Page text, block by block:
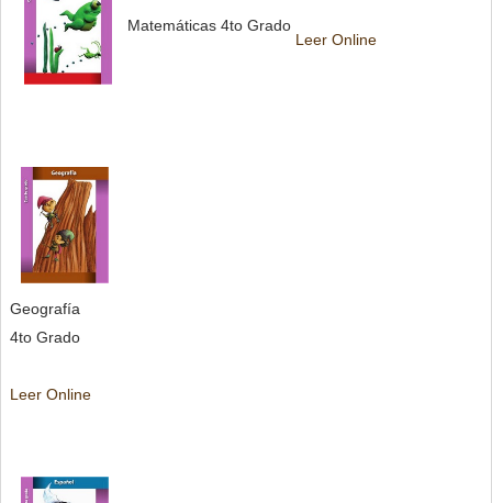
Matemáticas 4to Grado
Leer Online
Geografía
4to Grado
Leer Online